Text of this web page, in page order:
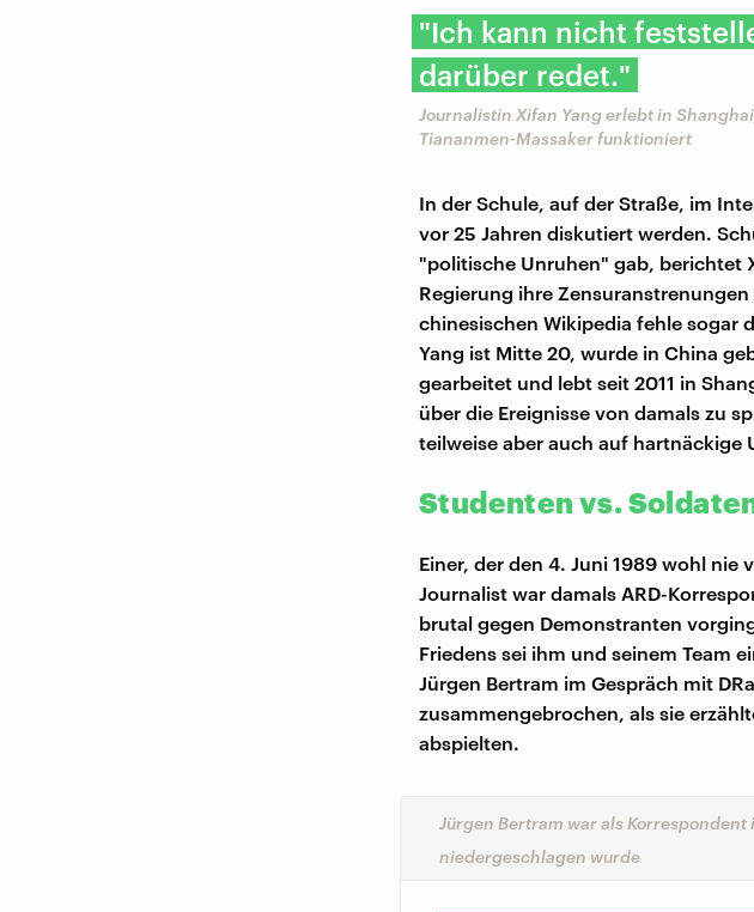
"Ich kann nicht
darüber redet."
Journalistin Xifan Yang erlebt in
Tiananmen-Massaker funktioniert
In der Schule, auf der Straße, im
vor 25 Jahren diskutiert werden.
"politische Unruhen" gab, berichtet
Regierung ihre
chinesischen Wikipedia fehle sogar
Yang ist Mitte 20, wurde in China
gearbeitet und lebt seit 2011 in
über die Ereignisse von damals zu
teilweise aber auch auf hartnäckige
Studenten vs.
Einer, der den 4. Juni 1989 wohl nie
Journalist war damals ARD-
brutal gegen Demonstranten
Friedens sei ihm und seinem Team
Jürgen Bertram im Gespräch mit
zusammengebrochen, als sie
abspielten.
Jürgen Bertram war als
niedergeschlagen wurde